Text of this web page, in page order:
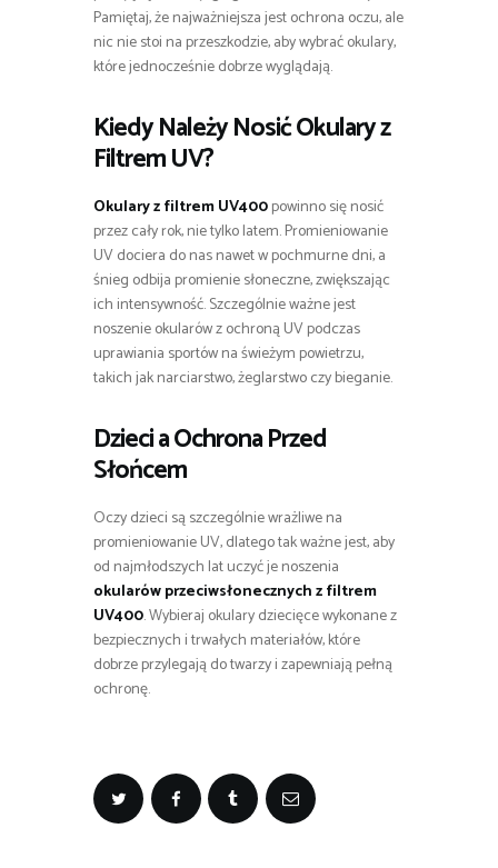
Pamiętaj, że najważniejsza jest ochrona oczu, ale
nic nie stoi na przeszkodzie, aby wybrać okulary,
które jednocześnie dobrze wyglądają.
Kiedy Należy Nosić Okulary z
Filtrem UV?
Okulary z filtrem UV400powinno się nosić
przez cały rok, nie tylko latem. Promieniowanie
UV dociera do nas nawet w pochmurne dni, a
śnieg odbija promienie słoneczne, zwiększając
ich intensywność. Szczególnie ważne jest
noszenie okularów z ochroną UV podczas
uprawiania sportów na świeżym powietrzu,
takich jak narciarstwo, żeglarstwo czy bieganie.
Dzieci a Ochrona Przed
Słońcem
Oczy dzieci są szczególnie wrażliwe na
promieniowanie UV, dlatego tak ważne jest, aby
od najmłodszych lat uczyć je noszenia
okularów przeciwsłonecznych z filtrem
UV400. Wybieraj okulary dziecięce wykonane z
bezpiecznych i trwałych materiałów, które
dobrze przylegają do twarzy i zapewniają pełną
ochronę.